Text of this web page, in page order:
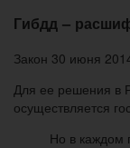
Гибдд –
Закон 30 июня
Для ее решения в
осуществляется
Но в каждом